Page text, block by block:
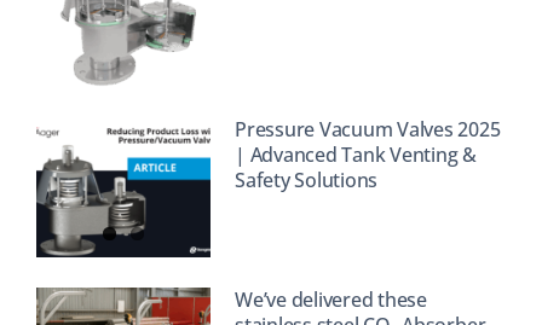
Pressure Vacuum Valves 2025
| Advanced Tank Venting &
Safety Solutions
We’ve delivered these